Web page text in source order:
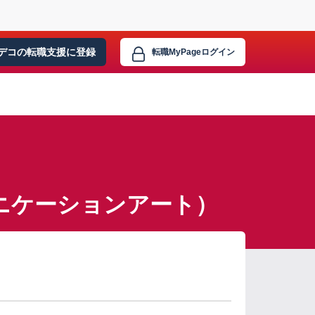
コの転職支援に登録 転職MyPageログイン
ーションアート）